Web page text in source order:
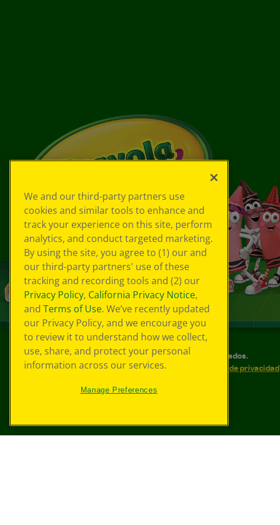
© 2026 Crayola® Todos los derechos reservados.
Sus opciones de privacidad
Política de privacidad
We and our third-party partners use
cookies and similar tools to enhance and
track your experience on this site, perform
analytics, and conduct targeted marketing.
By using the site, you agree to (1) our and
our third-party partners' use of these
tracking and recording tools and (2) our
Privacy Policy, California Privacy Notice,
and Terms of Use. We’ve recently updated
our Privacy Policy, and we encourage you
to review it to understand how we collect,
use, share, and protect your personal
information across our services.
Manage Preferences